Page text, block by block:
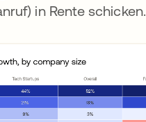
in Rente schicken.